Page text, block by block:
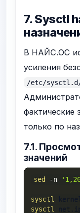
7. Sysctl
В НАЙС.ОС
усиления
/etc/sysctl.d/
фактические
только по
7.1.
значений
sed -n
sysctl
sysctl